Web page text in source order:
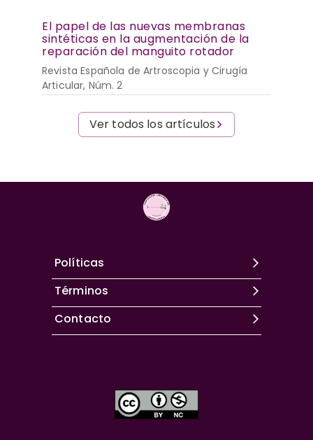
El papel de las nuevas membranas
sintéticas en la augmentación de la
reparación del manguito rotador
Revista Española de Artroscopia y Cirugía
Articular, Núm. 2
Ver todos los artículos
Políticas
Términos
Contacto